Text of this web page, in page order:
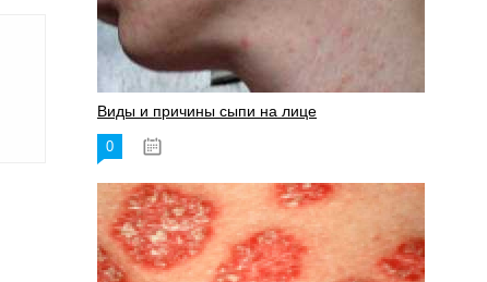
Виды и причины сыпи на лице
0